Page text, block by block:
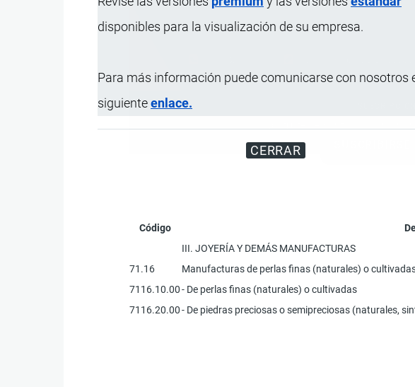
disponibles para la visualización de su empresa.
Para más información puede comunicarse con nosotros
siguienteenlace.
CERRAR
Disfrute de contenido sin
Código
III. JOYERÍA Y DEMÁS MANUFACTURAS
71.16
Manufacturas de perlas finas (naturales) o
7116.10.00- De perlas finas (naturales) o cultivadas
7116.20.00- De piedras preciosas o semipreciosas (naturales,